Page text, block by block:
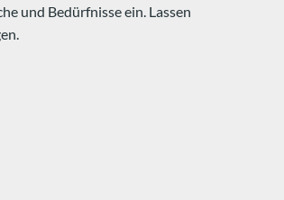
und Bedürfnisse ein. Lassen